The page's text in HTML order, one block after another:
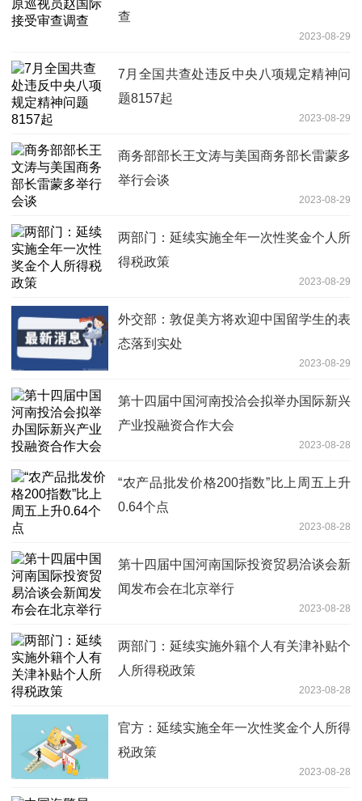
查
2023-08-29
7月全国共查处违反中央八项规定精神问
题8157起
2023-08-29
商务部部长王文涛与美国商务部长雷蒙多
举行会谈
2023-08-29
两部门：延续实施全年一次性奖金个人所
得税政策
2023-08-29
外交部：敦促美方将欢迎中国留学生的表
态落到实处
2023-08-29
第十四届中国河南投洽会拟举办国际新兴
产业投融资合作大会
2023-08-28
“农产品批发价格200指数”比上周五上升
0.64个点
2023-08-28
第十四届中国河南国际投资贸易洽谈会新
闻发布会在北京举行
2023-08-28
两部门：延续实施外籍个人有关津补贴个
人所得税政策
2023-08-28
官方：延续实施全年一次性奖金个人所得
税政策
2023-08-28